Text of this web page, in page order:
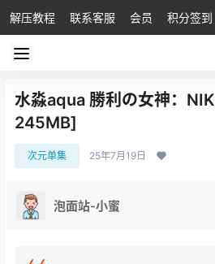
解压教程 联系客服 会员 积分签到
水淼aqua 勝利の女神：
245MB]
次元单集 25年7月19日
泡面站-小蜜